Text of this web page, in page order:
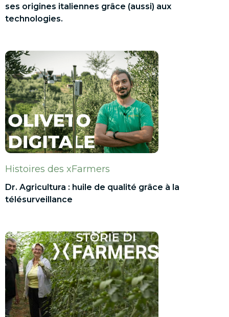
ses origines italiennes grâce (aussi) aux
technologies.
Histoires des xFarmers
Dr. Agricultura : huile de qualité grâce à la
télésurveillance